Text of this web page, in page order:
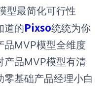
型最简化可行性
道的Pixso统统为你
品MVP模型全维度
产品MVP模型有清
基础产品经理小白